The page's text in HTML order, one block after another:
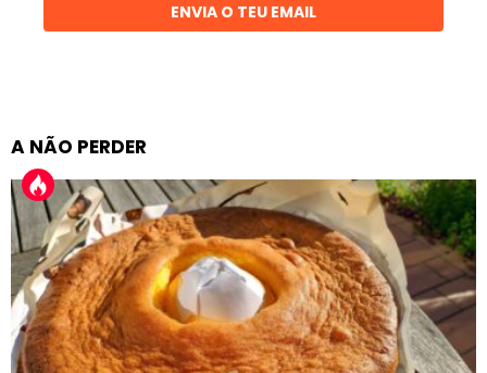
ENVIA O TEU EMAIL
A NÃO PERDER